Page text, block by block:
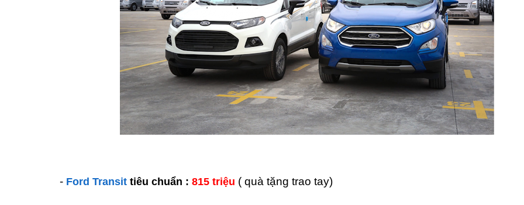
- Ford Transit tiêu chuẩn : 815 triệu ( quà tặng trao tay)